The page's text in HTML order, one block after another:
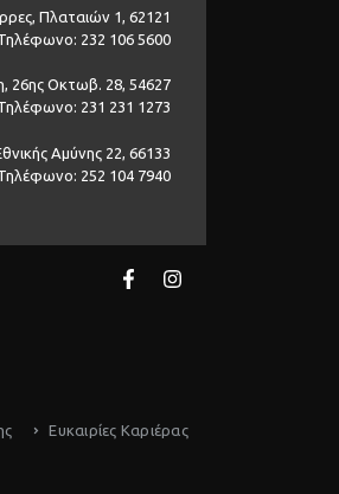
Πλαταιών 1, 62121
232 106 5600
26ης Οκτωβ. 28, 54627
231 231 1273
Αμύνης 22, 66133
252 104 7940
Ευκαιρίες Καριέρας